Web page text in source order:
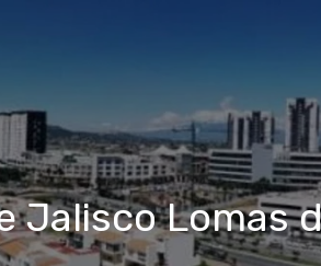
Jalisco Lomas